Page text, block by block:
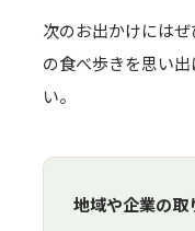
次のお出かけには
の食べ歩きを思い
い。
地域や企業の取